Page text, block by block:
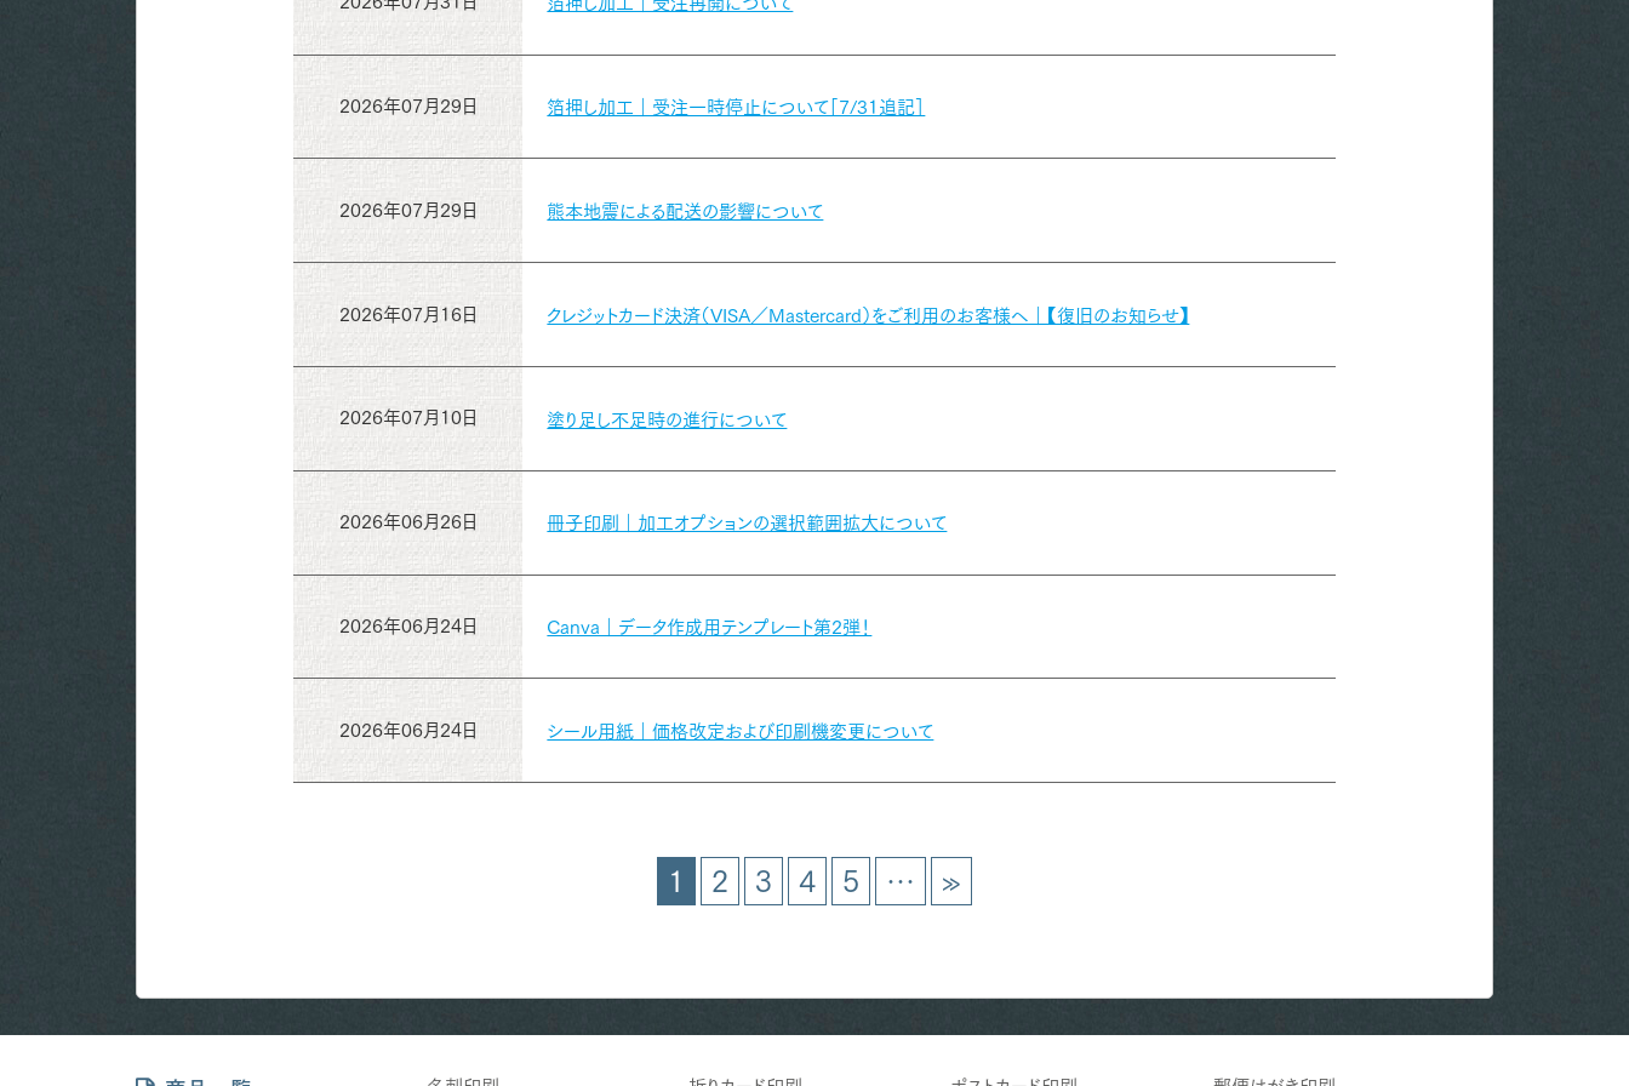
2026年07月29日 箔押し加工｜受注一時停止について［7/31追記］
2026年07月29日 熊本地震による配送の影響について
2026年07月16日 クレジットカード決済（VISA／Mastercard）をご利用のお客様へ｜【復旧のお知らせ】
2026年07月10日 塗り足し不足時の進行について
2026年06月26日 冊子印刷｜加工オプションの選択範囲拡大について
2026年06月24日 Canva｜データ作成用テンプレート第2弾！
2026年06月24日 シール用紙｜価格改定および印刷機変更について
1 2 3 4 5 … »